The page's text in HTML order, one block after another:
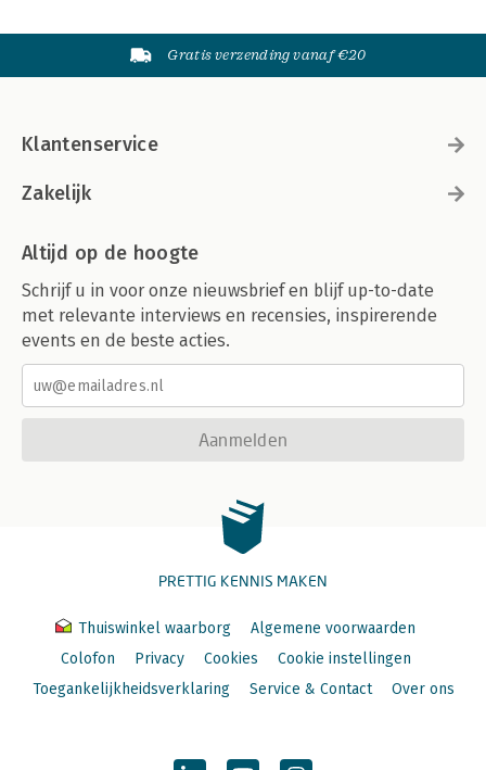
Gratis verzending vanaf €20
Klantenservice
Zakelijk
Altijd op de hoogte
Schrijf u in voor onze nieuwsbrief en blijf up-to-date
met relevante interviews en recensies, inspirerende
events en de beste acties.
Aanmelden
PRETTIG KENNIS MAKEN
Thuiswinkel waarborg
Algemene voorwaarden
Colofon
Privacy Cookies
Cookie instellingen
Toegankelijkheidsverklaring
Service & Contact Over ons